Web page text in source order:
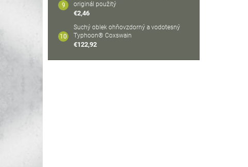
originál použitý
€2,46
Suchý oblek ohňovzdorný a vodotesný
Typhoon® Coxswain
€122,92